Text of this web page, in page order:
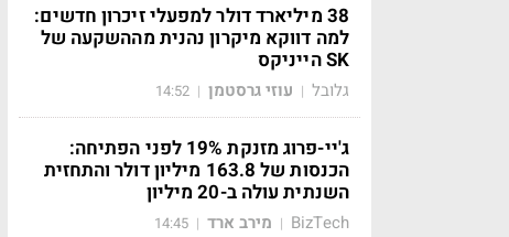
38 מיליארד דולר למפעלי זיכרון חדשים:
למה דווקא מיקרון נהנית מההשקעה של
SK הייניקס
גלובל | עוזי גרסטמן |
14:52
ג'יי-פרוג מזנקת 19% לפני הפתיחה:
הכנסות של 163.8 מיליון דולר והתחזית
השנתית עולה ב-20 מיליון
BizTech
| מירב ארד |
14:45